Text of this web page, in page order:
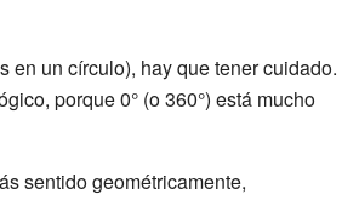
en un círculo), hay que tener cuidado.
porque 0° (o 360°) está mucho
sentido geométricamente,